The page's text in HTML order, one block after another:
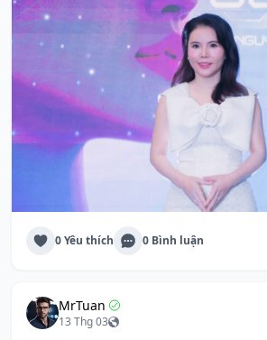
0 Yêu thích 0 Bình luận
MrTuan
13 Thg 03